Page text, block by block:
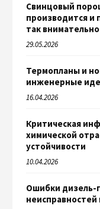
Свинцовый
производится и
так внимательно
29.05.2026
Термопланы и
инженерные
16.04.2026
Критическая
химической
устойчивости
10.04.2026
Ошибки дизель-
неисправностей